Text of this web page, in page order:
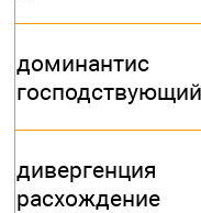
господствующий
расхождение